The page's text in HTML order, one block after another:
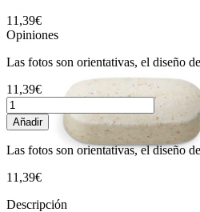
11,39€
Opiniones
Las fotos son orientativas, el diseño
11,39€
Añadir
Las fotos son orientativas, el diseño
11,39€
Descripción